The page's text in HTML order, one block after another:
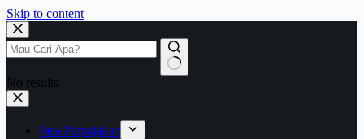
Skip to content
No results
Jasa Perpajakan